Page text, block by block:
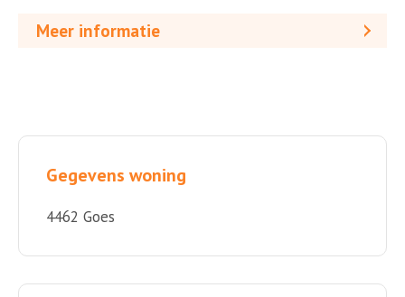
Meer informatie
Gegevens woning
4462 Goes